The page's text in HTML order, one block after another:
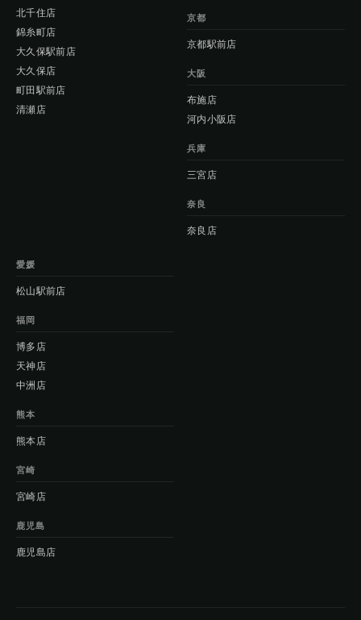
北千住店
錦糸町店
大久保駅前店
大久保店
町田駅前店
清瀬店
京都
京都駅前店
大阪
布施店
河内小阪店
兵庫
三宮店
奈良
奈良店
愛媛
松山駅前店
福岡
博多店
天神店
中洲店
熊本
熊本店
宮崎
宮崎店
鹿児島
鹿児島店